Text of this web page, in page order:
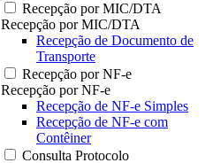
Recepção por MIC/DTA
Recepção por MIC/DTA
Recepção de Documento de
Transporte
Recepção por NF-e
Recepção por NF-e
Recepção de NF-e Simples
Recepção de NF-e com
Contêiner
Consulta Protocolo